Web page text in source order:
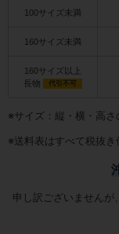
100サイズ未満
160サイズ未満
160サイズ以上
長物
代引不可
※サイズ：縦・横・高さ
※送料表はすべて税抜き
申し訳ございません